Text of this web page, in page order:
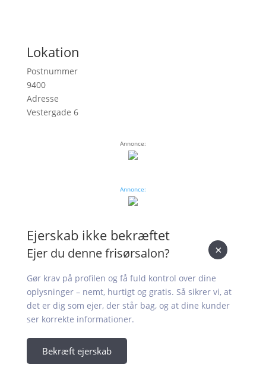
Lokation
Postnummer
9400
Adresse
Vestergade 6
Annonce:
Annonce:
Ejerskab ikke bekræftet
Ejer du denne frisørsalon?
Gør krav på profilen og få fuld kontrol over dine
oplysninger – nemt, hurtigt og gratis. Så sikrer vi, at
det er dig som ejer, der står bag, og at dine kunder
ser korrekte informationer.
Bekræft ejerskab
×